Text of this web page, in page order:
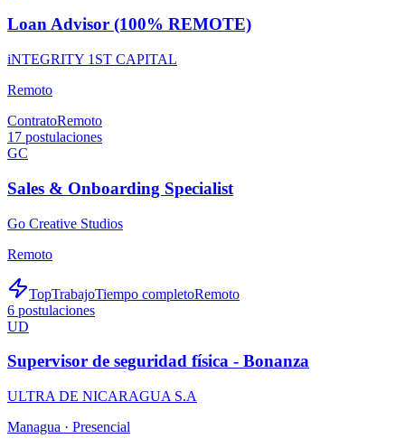
Loan Advisor (100% REMOTE)
iNTEGRITY 1ST CAPITAL
Remoto
ContratoRemoto
17 postulaciones
GC
Sales & Onboarding Specialist
Go Creative Studios
Remoto
TopTrabajoTiempo completoRemoto
6 postulaciones
UD
Supervisor de seguridad física - Bonanza
ULTRA DE NICARAGUA S.A
Managua · Presencial